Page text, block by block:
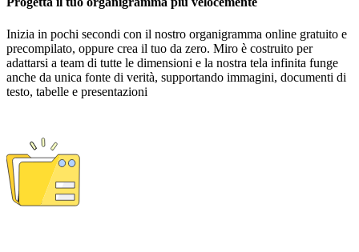
Inizia in pochi secondi con il nostro organigramma online gratuito e
precompilato, oppure crea il tuo da zero. Miro è costruito per
adattarsi a team di tutte le dimensioni e la nostra tela infinita funge
anche da unica fonte di verità, supportando immagini, documenti di
testo, tabelle e presentazioni